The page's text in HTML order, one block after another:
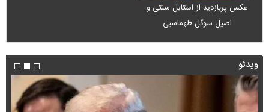
عکس پربازدید از استایل سنتی و
اصیل سوگل طهماسبی
ویدئو